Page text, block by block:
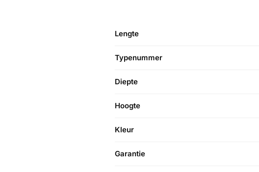
Lengte
Typenummer
Diepte
Hoogte
Kleur
Garantie